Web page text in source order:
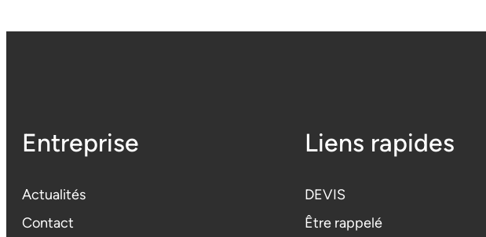
Entreprise
Actualités
Contact
Liens rapides
DEVIS
Être rappelé